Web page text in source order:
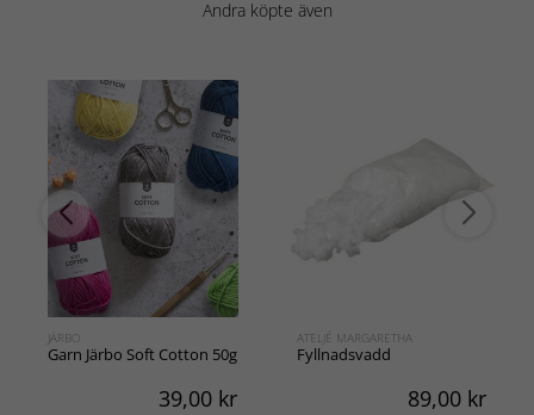
Andra köpte även
JÄRBO
Garn Järbo Soft Cotton 50g
39,00 kr
ATELJÉ MARGARETHA
Fyllnadsvadd
89,00 kr